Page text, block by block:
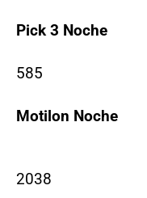
Pick 3 Noche
585
Motilon Noche
2038